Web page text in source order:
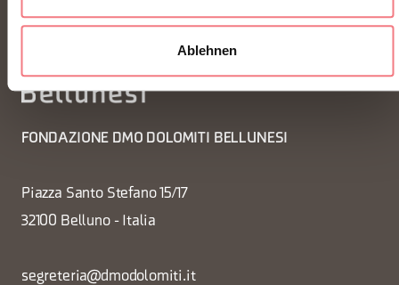
Ablehnen
FONDAZIONE DMO DOLOMITI BELLUNESI
Piazza Santo Stefano 15/17
32100 Belluno - Italia
segreteria@dmodolomiti.it